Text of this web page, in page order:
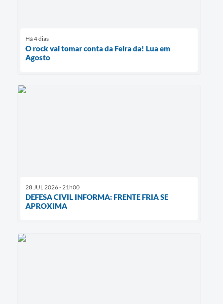
Há 4 dias
O rock vai tomar conta da Feira da! Lua em
Agosto
28 JUL 2026 - 21h00
DEFESA CIVIL INFORMA: FRENTE FRIA SE
APROXIMA